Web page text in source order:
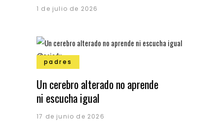
1 de julio de 2026
padres
Un cerebro alterado no aprende
ni escucha igual
17 de junio de 2026